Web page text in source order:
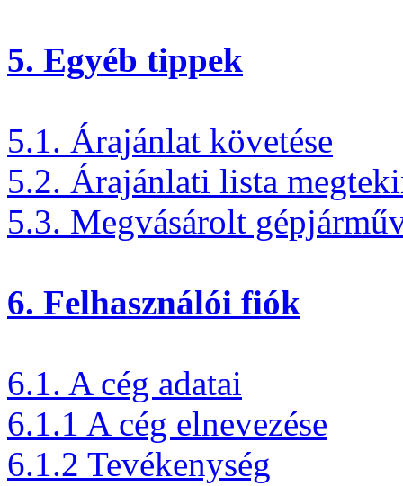
5. Egyéb tippek
5.1. Árajánlat követése
5.2. Árajánlati lista
5.3. Megvásárolt
6. Felhasználói fiók
6.1. A cég adatai
6.1.1 A cég elnevezése
6.1.2 Tevékenység